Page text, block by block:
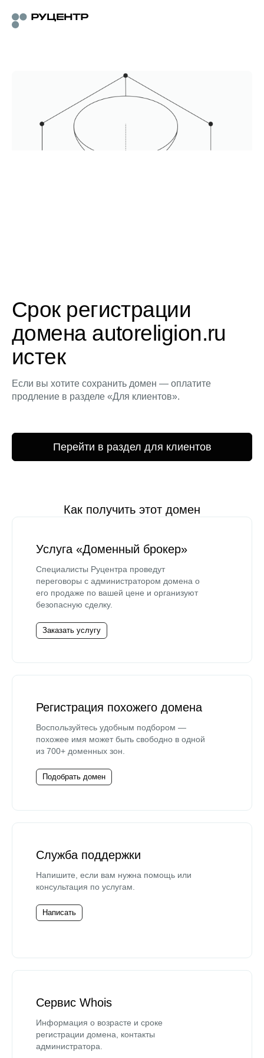
Срок регистрации
домена autoreligion.ru
истек
Если вы хотите сохранить домен — оплатите
продление в разделе «Для клиентов».
Перейти в раздел для клиентов
Как получить этот домен
Услуга «Доменный брокер»
Специалисты Руцентра проведут
переговоры с администратором домена о
его продаже по вашей цене и организуют
безопасную сделку.
Заказать услугу
Регистрация похожего домена
Воспользуйтесь удобным подбором —
похожее имя может быть свободно в одной
из 700+ доменных зон.
Подобрать домен
Служба поддержки
Напишите, если вам нужна помощь или
консультация по услугам.
Написать
Сервис Whois
Информация о возрасте и сроке
регистрации домена, контакты
администратора.